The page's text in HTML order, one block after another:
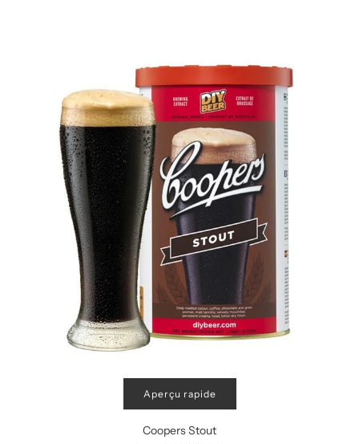
Aperçu rapide
Coopers Stout